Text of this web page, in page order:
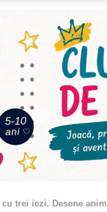
cu trei iezi. Desene